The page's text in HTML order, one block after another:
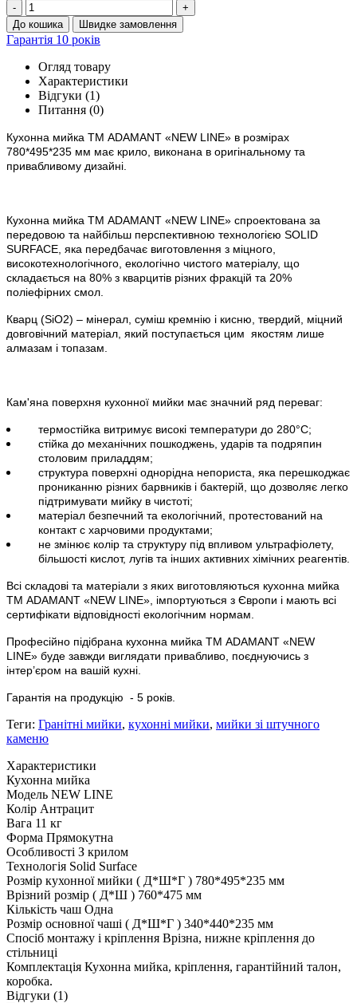
-
+
До кошика
Швидке замовлення
Гарантія 10 років
Огляд товару
Характеристики
Відгуки (1)
Питання (0)
Кухонна мийка ТМ ADAMANT «NEW LINE» в розмірах
780*495*235 мм має крило, виконана в оригінальному та
привабливому дизайні.
Кухонна мийка ТМ ADAMANT «NEW LINE» спроектована за
передовою та найбільш перспективною технологією SOLID
SURFACE, яка передбачає виготовлення з міцного,
високотехнологічного, екологічно чистого матеріалу, що
складається на 80% з кварцитів різних фракцій та 20%
поліефірних смол.
Кварц (SiO2) – мінерал, суміш кремнію і кисню, твердий, міцний
довговічний матеріал, який поступається цим якостям лише
алмазам і топазам.
Кам'яна поверхня кухонної мийки має значний ряд переваг:
термостійка витримує високі температури до 280°С;
стійка до механічних пошкоджень, ударів та подряпин
столовим приладдям;
структура поверхні однорідна непориста, яка перешкоджає
прониканню різних барвників і бактерій, що дозволяє легко
підтримувати мийку в чистоті;
матеріал безпечний та екологічний, протестований на
контакт с харчовими продуктами;
не змінює колір та структуру під впливом ультрафіолету,
більшості кислот, лугів та інших активних хімічних реагентів.
Всі складові та матеріали з яких виготовляються кухонна мийка
ТМ ADAMANT «NEW LINE» , імпортуються з Європи і мають всі
сертифікати відповідності екологічним нормам.
Професійно підібрана кухонна мийка ТМ ADAMANT «NEW
LINE» буде завжди виглядати привабливо, поєднуючись з
інтер’єром на вашій кухні.
Гарантія на продукцію - 5 років.
Теги: Гранітні мийки, кухонні мийки, мийки зі штучного
каменю
Характеристики
Кухонна мийка
Модель NEW LINE
Колір Антрацит
Вага 11 кг
Форма Прямокутна
Особливості З крилом
Технологія Solid Surface
Розмір кухонної мийки ( Д*Ш*Г ) 780*495*235 мм
Врізний розмір ( Д*Ш ) 760*475 мм
Кількість чаш Одна
Розмір основної чаші ( Д*Ш*Г ) 340*440*235 мм
Спосіб монтажу і кріплення Врізна, нижне кріплення до
стільниці
Комплектація Кухонна мийка, кріплення, гарантійний талон,
коробка.
Відгуки (1)